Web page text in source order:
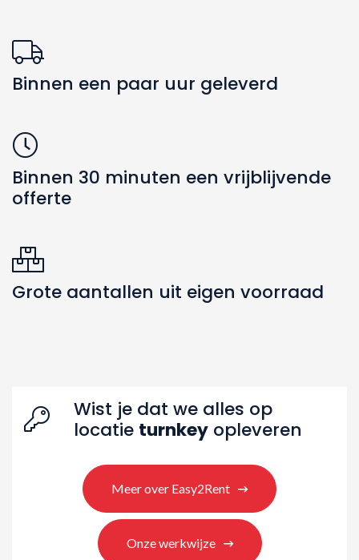
Binnen een paar uur geleverd
Binnen 30 minuten een vrijblijvende
offerte
Grote aantallen uit eigen voorraad
Wist je dat we alles op
locatie turnkey opleveren
Meer over Easy2Rent
Onze werkwijze
Zoeken naar producten